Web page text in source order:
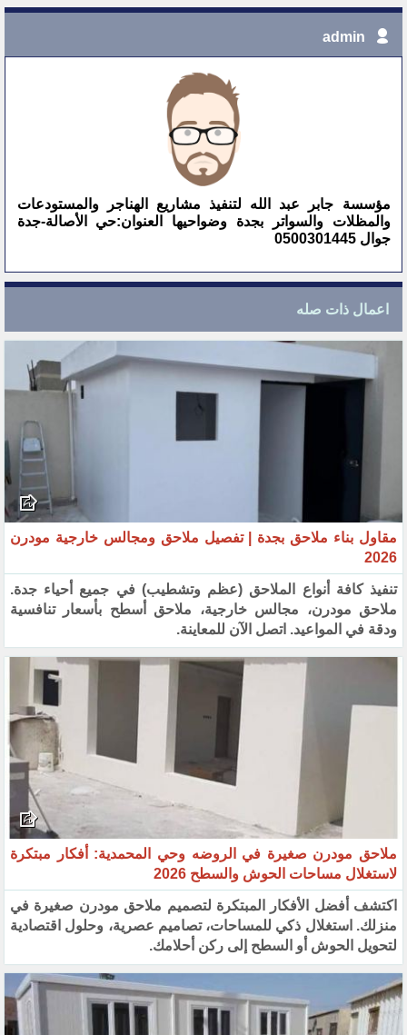
admin
مؤسسة جابر عبد الله لتنفيذ مشاريع الهناجر والمستودعات
والمظلات والسواتر بجدة وضواحيها العنوان:حي الأصالة-جدة
جوال 0500301445
اعمال ذات صله
مقاول بناء ملاحق بجدة | تفصيل ملاحق ومجالس خارجية مودرن
2026
تنفيذ كافة أنواع الملاحق (عظم وتشطيب) في جميع أحياء جدة.
ملاحق مودرن، مجالس خارجية، ملاحق أسطح بأسعار تنافسية
ودقة في المواعيد. اتصل الآن للمعاينة.
ملاحق مودرن صغيرة في الروضه وحي المحمدية: أفكار مبتكرة
لاستغلال مساحات الحوش والسطح 2026
اكتشف أفضل الأفكار المبتكرة لتصميم ملاحق مودرن صغيرة في
منزلك. استغلال ذكي للمساحات، تصاميم عصرية، وحلول اقتصادية
لتحويل الحوش أو السطح إلى ركن أحلامك.